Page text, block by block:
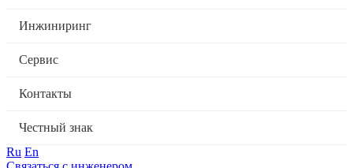
Инжиниринг
Сервис
Контакты
Честный знак
Ru En